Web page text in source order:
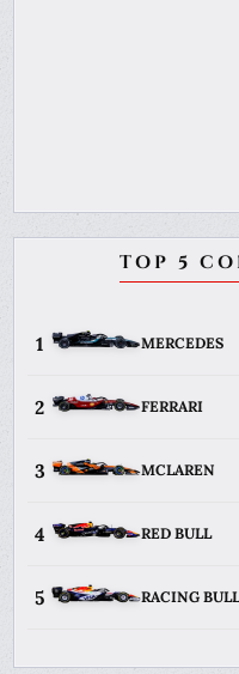
TOP 5
1 MERCEDES
2 FERRARI
3 MCLAREN
4 RED BULL
5 RACING